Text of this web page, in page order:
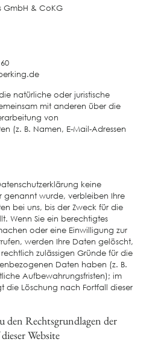
GmbH & CoKG
natürliche oder juristische
mit anderen über die
von
(z. B. Namen, E-Mail-Adressen
keine
genannt wurde, verbleiben Ihre
bei uns, bis der Zweck für die
Wenn Sie ein berechtigtes
oder eine Einwilligung zur
werden Ihre Daten gelöscht,
zulässigen Gründe für die
Daten haben (z. B.
Aufbewahrungsfristen); im
die Löschung nach Fortfall dieser
den Rechtsgrundlagen der
Website